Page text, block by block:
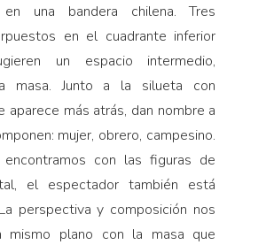
en una bandera chilena. Tres
en el cuadrante inferior
un espacio intermedio,
masa. Junto a la silueta con
aparece más atrás, dan nombre a
mujer, obrero, campesino.
con las figuras de
el espectador también está
perspectiva y composición nos
mismo plano con la masa que